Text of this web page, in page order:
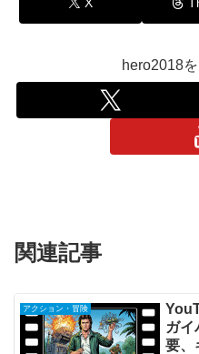
hero2018
関連記事
アクション・冒険
ガイ
要、